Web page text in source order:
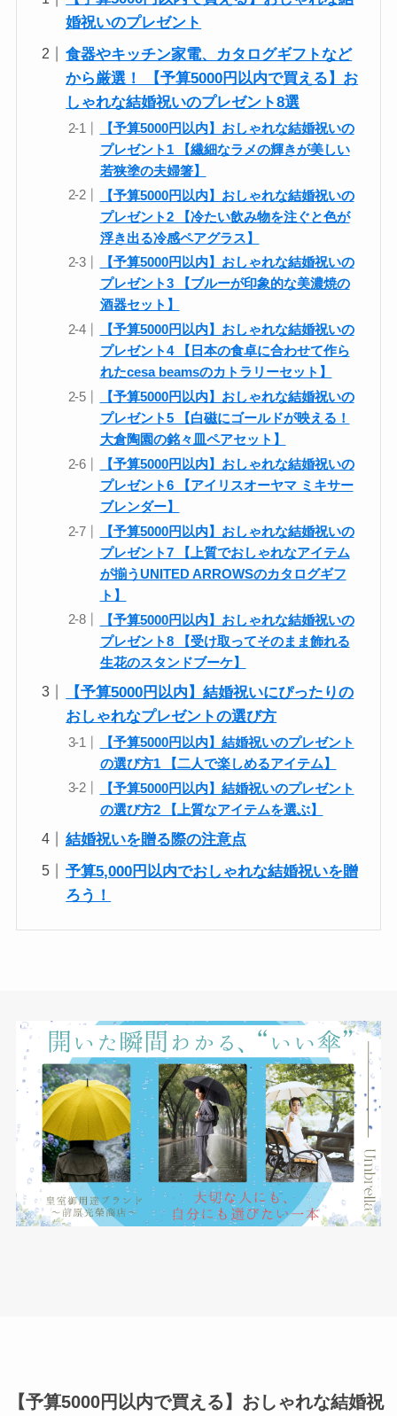
婚祝いのプレゼント
食器やキッチン家電、カタログギフトなど
から厳選！ 【予算5000円以内で買える】お
しゃれな結婚祝いのプレゼント8選
【予算5000円以内】おしゃれな結婚祝いの
プレゼント1 【繊細なラメの輝きが美しい
若狭塗の夫婦箸】
【予算5000円以内】おしゃれな結婚祝いの
プレゼント2 【冷たい飲み物を注ぐと色が
浮き出る冷感ペアグラス】
【予算5000円以内】おしゃれな結婚祝いの
プレゼント3 【ブルーが印象的な美濃焼の
酒器セット】
【予算5000円以内】おしゃれな結婚祝いの
プレゼント4 【日本の食卓に合わせて作ら
れたcesa beamsのカトラリーセット】
【予算5000円以内】おしゃれな結婚祝いの
プレゼント5 【白磁にゴールドが映える！
大倉陶園の銘々皿ペアセット】
【予算5000円以内】おしゃれな結婚祝いの
プレゼント6 【アイリスオーヤマ ミキサー
ブレンダー】
【予算5000円以内】おしゃれな結婚祝いの
プレゼント7 【上質でおしゃれなアイテム
が揃うUNITED ARROWSのカタログギフ
ト】
【予算5000円以内】おしゃれな結婚祝いの
プレゼント8 【受け取ってそのまま飾れる
生花のスタンドブーケ】
【予算5000円以内】結婚祝いにぴったりの
おしゃれなプレゼントの選び方
【予算5000円以内】結婚祝いのプレゼント
の選び方1 【二人で楽しめるアイテム】
【予算5000円以内】結婚祝いのプレゼント
の選び方2 【上質なアイテムを選ぶ】
結婚祝いを贈る際の注意点
予算5,000円以内でおしゃれな結婚祝いを贈
ろう！
【予算5000円以内で買える】おしゃれな結婚祝